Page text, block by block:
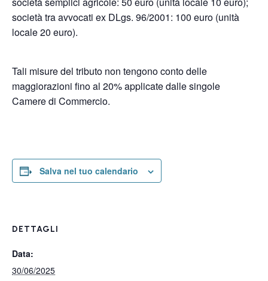
società tra avvocati ex DLgs. 96/2001: 100 euro (unità
locale 20 euro).
Tali misure del tributo non tengono conto delle
maggiorazioni fino al 20% applicate dalle singole
Camere di Commercio.
Salva nel tuo calendario
DETTAGLI
Data:
30/06/2025